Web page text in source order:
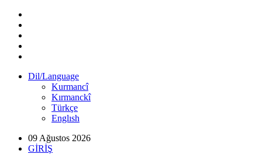
Dil/Language
Kurmancî
Kırmanckî
Türkçe
Englısh
09 Ağustos 2026
GİRİŞ